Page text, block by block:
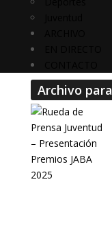
Archivo